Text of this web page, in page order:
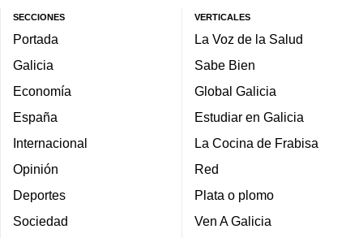
SECCIONES
Portada
Galicia
Economía
España
Internacional
Opinión
Deportes
Sociedad
VERTICALES
La Voz de la Salud
Sabe Bien
Global Galicia
Estudiar en Galicia
La Cocina de Frabisa
Red
Plata o plomo
Ven A Galicia